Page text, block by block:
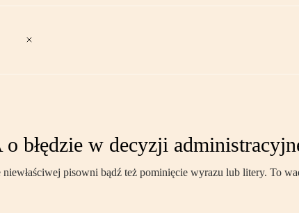
błędzie w decyzji
pisowni bądź też pominięcie wyrazu lub litery. To